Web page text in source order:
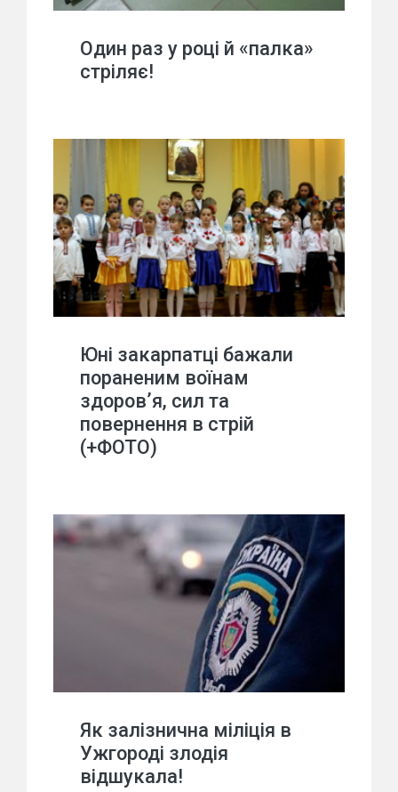
Один раз у році й «палка»
стріляє!
Юні закарпатці бажали
пораненим воїнам
здоров’я, сил та
повернення в стрій
(+ФОТО)
Як залізнична міліція в
Ужгороді злодія
відшукала!